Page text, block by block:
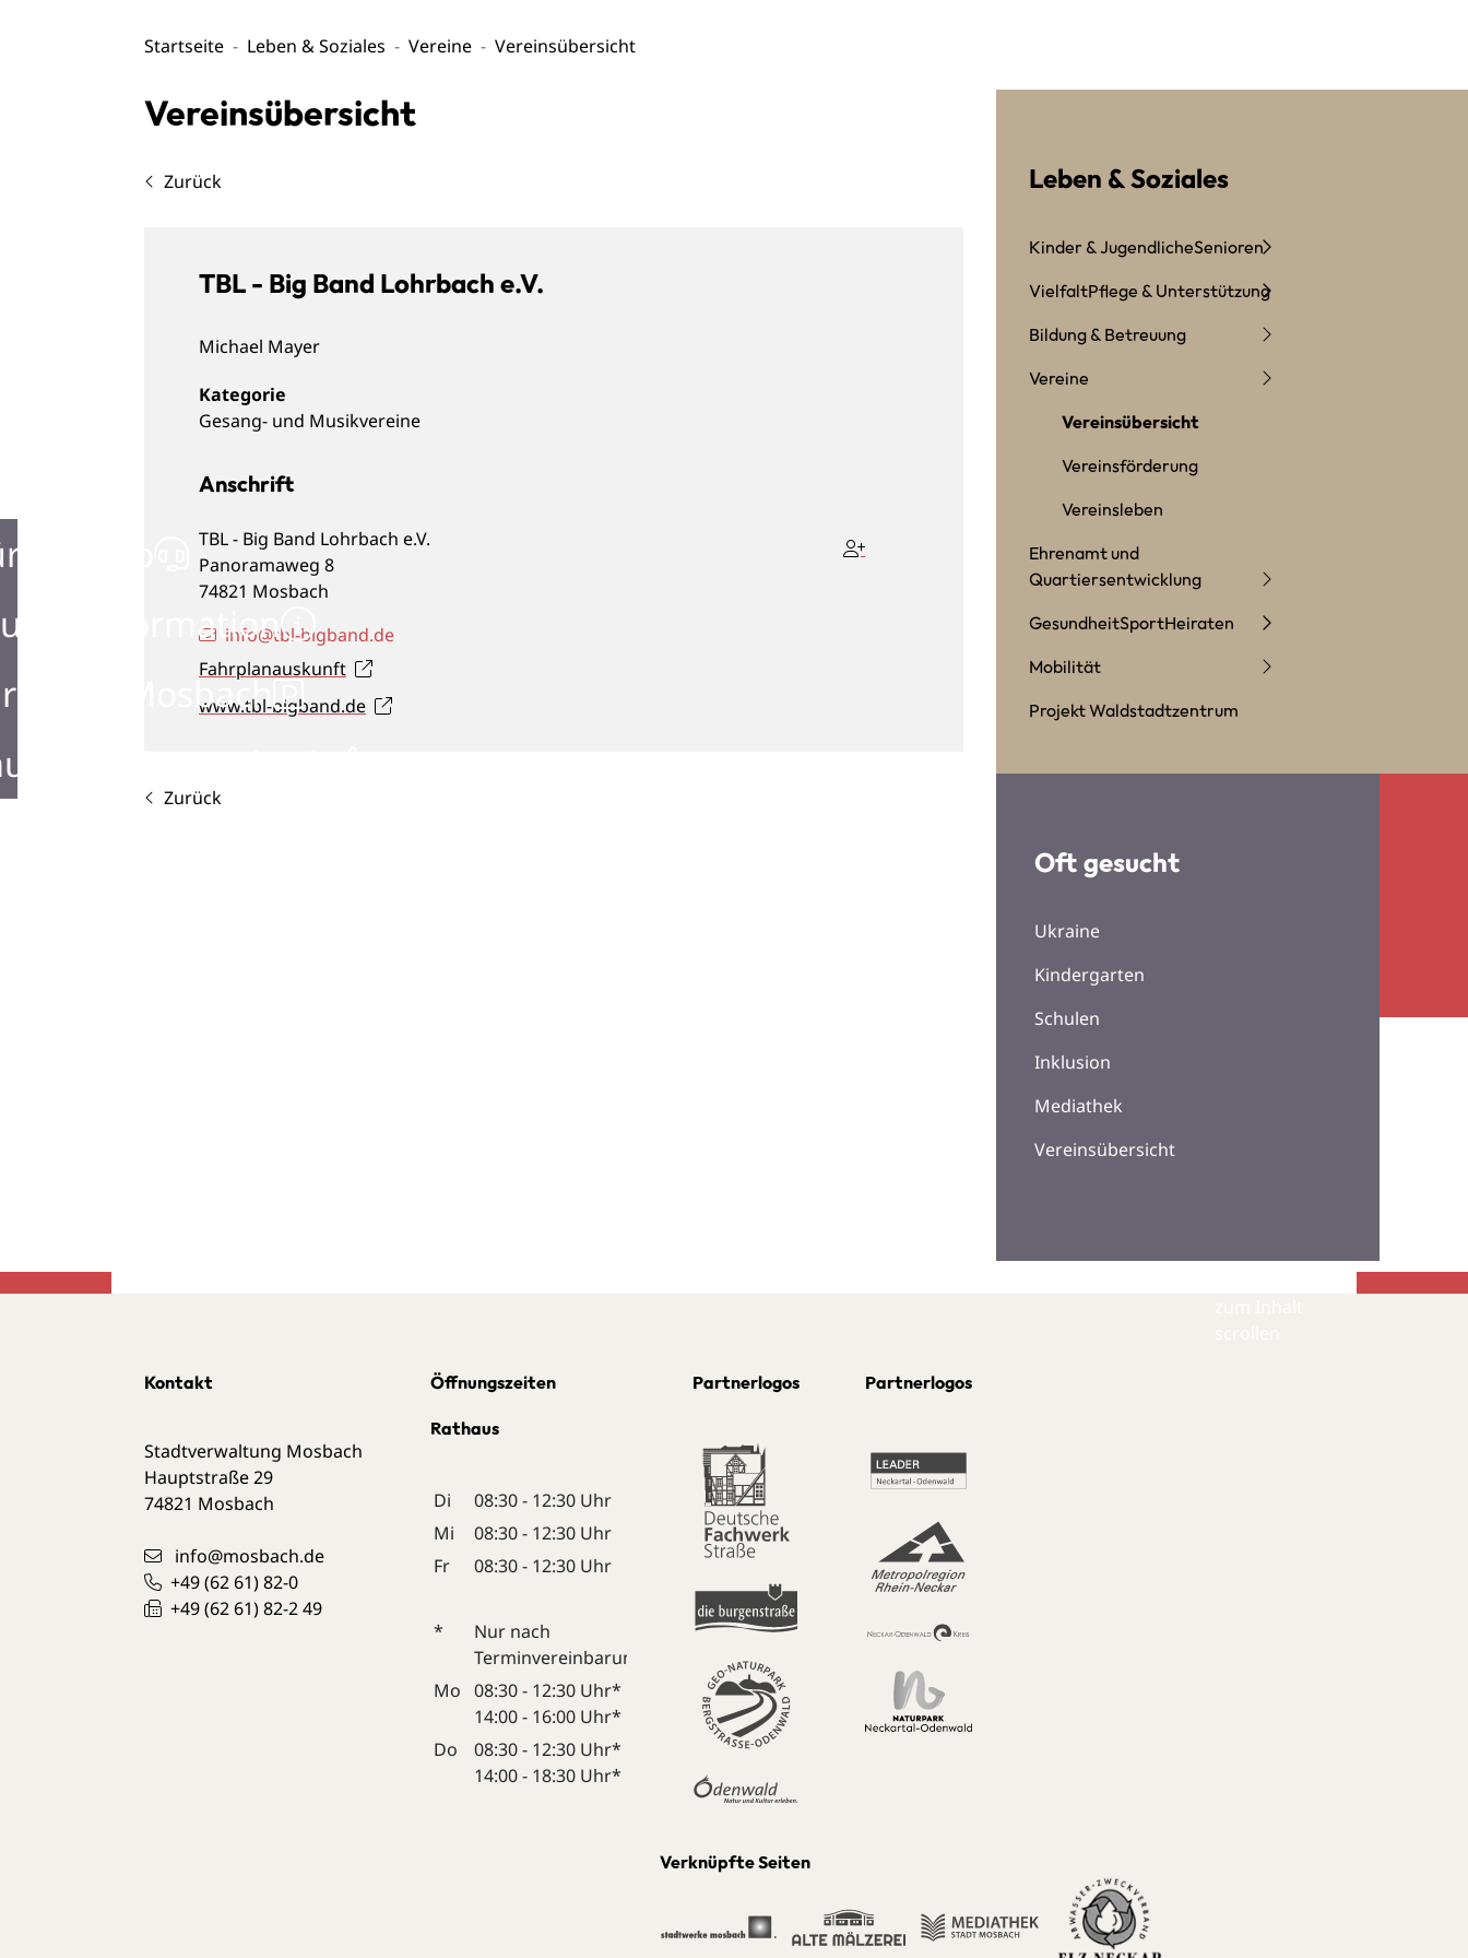
Startseite Leben & Soziales Vereine Vereinsübersicht
Information
in Mosbach
in Mosbach
Vereinsübersicht
Zurück
TBL - Big Band Lohrbach e.V.
Michael Mayer
Gesang- und Musikvereine
Anschrift
TBL - Big Band Lohrbach e.V.
Panoramaweg 8
74821 Mosbach
Fahrplanauskunft
info@tbl-bigband.de
www.tbl-bigband.de
Zurück
Leben & Soziales
Kinder & JugendlicheSenioren
VielfaltPflege & Unterstützung
Bildung & Betreuung
Vereine
Vereinsübersicht
Vereinsförderung
Vereinsleben
Ehrenamt und
Quartiersentwicklung
GesundheitSportHeiraten
Mobilität
Projekt Waldstadtzentrum
Oft gesucht
Ukraine
Kindergarten
Schulen
Inklusion
Mediathek
Vereinsübersicht
Kontakt
Stadtverwaltung Mosbach
Hauptstraße 29
74821 Mosbach
info@mosbach.de
+49 (6261) 82-0
+49 (6261) 82-249
Öffnungszeiten
Rathaus
Di
08:30 - 12:30 Uhr
Mi
08:30 - 12:30 Uhr
Fr
08:30 - 12:30 Uhr
*
Nur nach
Terminvereinbarung:
Mo
08:30 - 12:30 Uhr*
14:00 - 16:00 Uhr*
Do
08:30 - 12:30 Uhr*
14:00 - 18:30 Uhr*
Partnerlogos Partnerlogos
Verknüpfte Seiten